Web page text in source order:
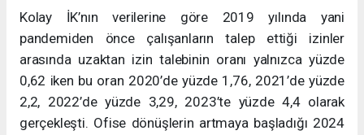
Kolay İK’nın verilerine göre 2019 yılında yani
pandemiden önce çalışanların talep ettiği izinler
arasında uzaktan izin talebinin oranı yalnızca yüzde
0,62 iken bu oran 2020’de yüzde 1,76, 2021’de yüzde
2,2, 2022’de yüzde 3,29, 2023’te yüzde 4,4 olarak
gerçekleşti. Ofise dönüşlerin artmaya başladığı 2024